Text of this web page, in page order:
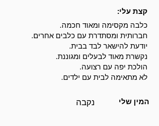
קצת עלי:
כלבה מקסימה ומאוד חכמה.
חברותית ומסתדרת עם כלבים אחרים.
יודעת להישאר לבד בבית.
נקשרת מאוד לבעלים ומגוננת.
הולכת יפה עם רצועה.
לא מתאימה לבית עם ילדים.
נקבה המין שלי